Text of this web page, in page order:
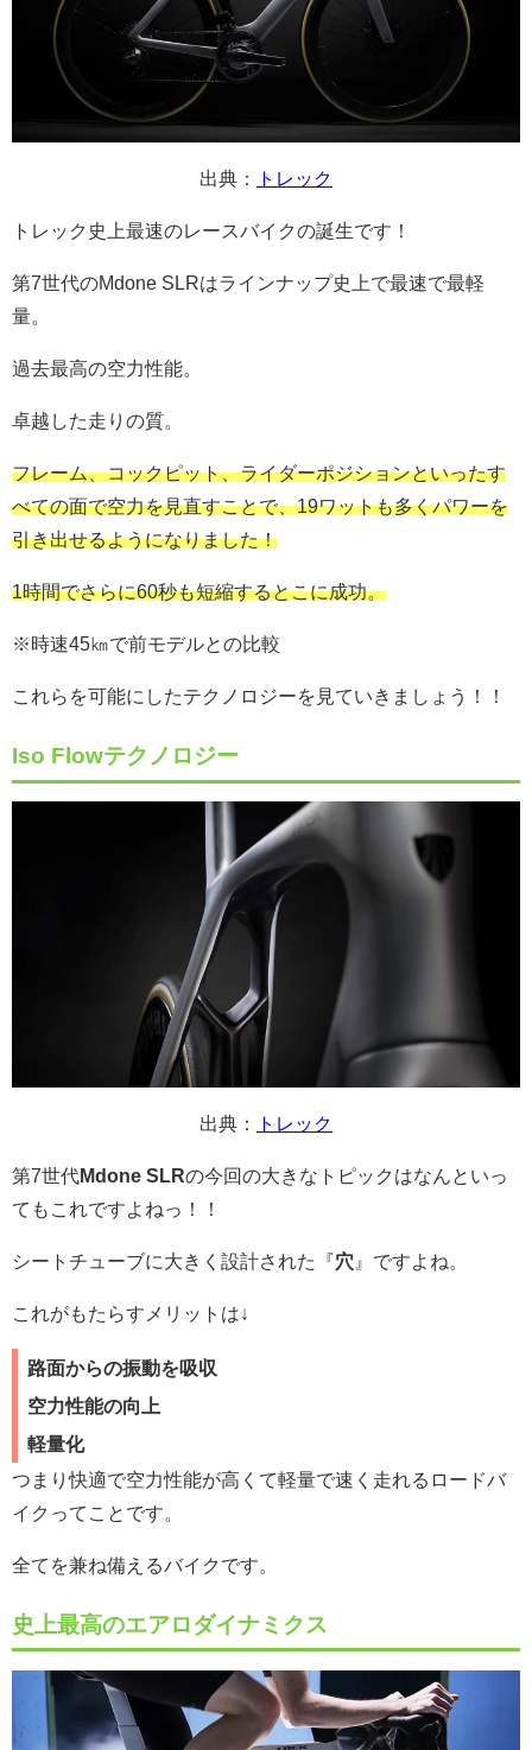
出典： トレック
トレック史上最速のレースバイクの誕生です！
第7世代のMdone SLRはラインナップ史上で最速で最軽
量。
過去最高の空力性能。
卓越した走りの質。
フレーム、コックピット、ライダーポジションといったす
べての面で空力を見直すことで、19ワットも多くパワーを
引き出せるようになりました！
1時間でさらに60秒も短縮するとこに成功。
※時速45㎞で前モデルとの比較
これらを可能にしたテクノロジーを見ていきましょう！！
Iso Flowテクノロジー
出典： トレック
第7世代 Mdone SLRの今回の大きなトピックはなんといっ
てもこれですよねっ！！
シートチューブに大きく設計された『穴 』ですよね。
これがもたらすメリットは↓
路面からの振動を吸収
空力性能の向上
軽量化
つまり快適で空力性能が高くて軽量で速く走れるロードバ
イクってことです。
全てを兼ね備えるバイクです。
史上最高のエアロダイナミクス